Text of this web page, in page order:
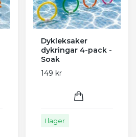
Dykleksaker
dykringar 4-pack -
Soak
149 kr
I lager